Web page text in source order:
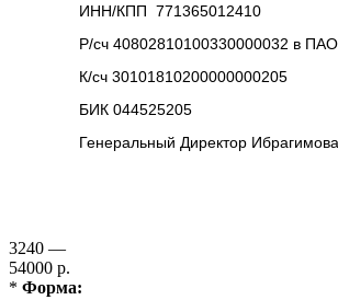
ИНН/КПП 771365012410
Р/сч 40802810100330000032 в ПАО
К/сч 30101810200000000205
БИК 044525205
Генеральный Директор
3240 —
54000 р.
* Форма: